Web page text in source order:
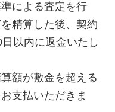
による査定を行
精算した後、契約
以内に返金いたし
額が敷金を超える
支払いただきま